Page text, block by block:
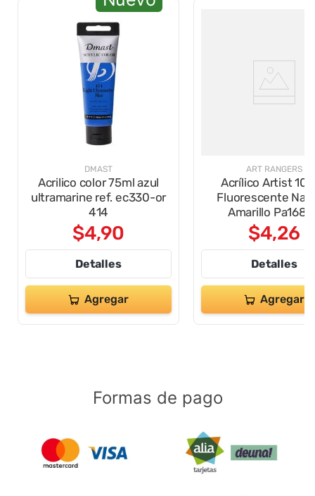
DMAST
Acrilico color 75ml azul
ultramarine ref. ec330-or
414
$4,90
Detalles
Agregar
ART RANGERS
Acrílico Artist
Fluorescente
Amarillo
$4,26
Detalles
Agregar
Formas de pago